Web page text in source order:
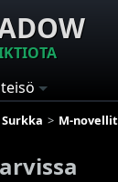
M-novellit